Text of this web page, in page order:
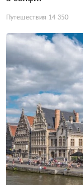
Путешествия 14 350